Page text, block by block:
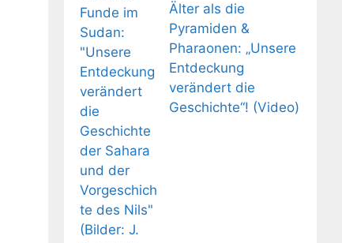
Älter als die
Pyramiden &
Pharaonen: „Unsere
Entdeckung
verändert die
Geschichte“! (Video)